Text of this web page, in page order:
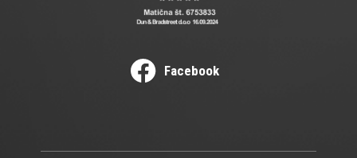
Facebook